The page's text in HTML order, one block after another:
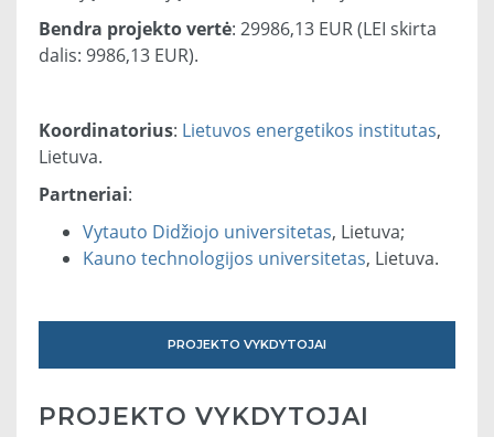
Bendra projekto vertė: 29986,13 EUR (LEI skirta
dalis: 9986,13 EUR).
Koordinatorius: Lietuvos energetikos institutas,
Lietuva.
Partneriai:
Vytauto Didžiojo universitetas, Lietuva;
Kauno technologijos universitetas, Lietuva.
PROJEKTO VYKDYTOJAI
PROJEKTO VYKDYTOJAI